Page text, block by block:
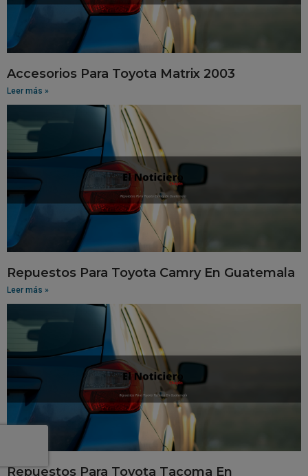
Accesorios Para Toyota Matrix 2003
Leer más »
Repuestos Para Toyota Camry En Guatemala
Leer más »
Repuestos Para Toyota Tacoma En